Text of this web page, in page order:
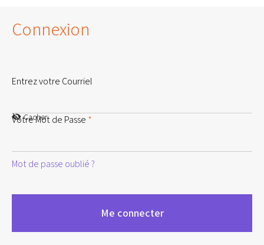
Connexion
Entrez votre Courriel
Votre Mot de Passe *
Cacher
Mot de passe oublié ?